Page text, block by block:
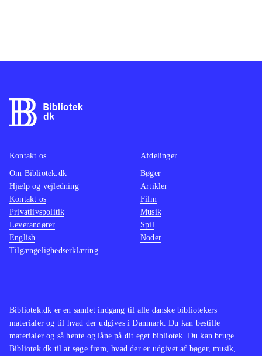
Bibliotek.dk er en samlet indgang til alle danske bibliotekers
materialer og til hvad der udgives i Danmark. Du kan bestille
materialer og så hente og låne på dit eget bibliotek. Du kan bruge
Bibliotek.dk til at søge frem, hvad der er udgivet af bøger, musik,
Kontakt os
Om Bibliotek.dk
Hjælp og vejledning
Kontakt os
Privatlivspolitik
Leverandører
English
Tilgængelighedserklæring
Afdelinger
Bøger
Artikler
Film
Musik
Spil
Noder